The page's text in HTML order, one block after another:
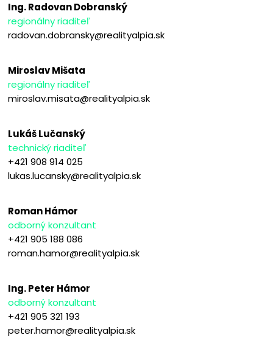
Ing. Radovan Dobranský
regionálny riaditeľ
radovan.dobransky@realityalpia.sk
Miroslav Mišata
regionálny riaditeľ
miroslav.misata@realityalpia.sk
Lukáš Lučanský
technický riaditeľ
+421 908 914 025
lukas.lucansky@realityalpia.sk
Roman Hámor
odborný konzultant
+421 905 188 086
roman.hamor@realityalpia.sk
Ing. Peter Hámor
odborný konzultant
+421 905 321 193
peter.hamor@realityalpia.sk